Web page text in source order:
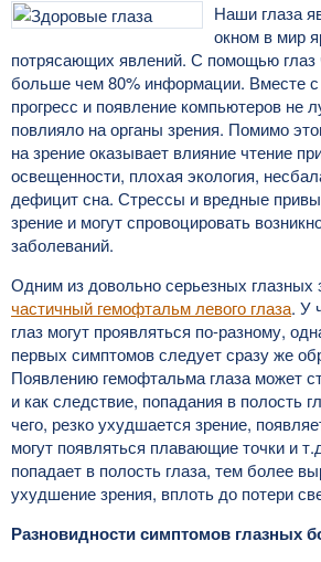
Наши глаза
окном в мир
потрясающих явлений. С помощью глаз
больше чем 80% информации. Вместе с
прогресс и появление компьютеров не
повлияло на органы зрения. Помимо
на зрение оказывает влияние чтение
освещенности, плохая экология,
дефицит сна. Стрессы и вредные
зрение и могут спровоцировать
заболеваний.
Одним из довольно серьезных глазных
частичный гемофтальм левого глаза. У
глаз могут проявляться по-разному,
первых симптомов следует сразу же
Появлению гемофтальма глаза может
и как следствие, попадания в полость
чего, резко ухудшается зрение,
могут появляться плавающие точки и
попадает в полость глаза, тем более
ухудшение зрения, вплоть до потери
Разновидности симптомов глазных